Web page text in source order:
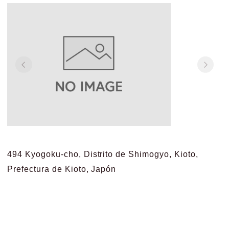
494 Kyogoku-cho, Distrito de Shimogyo, Kioto,
Prefectura de Kioto, Japón